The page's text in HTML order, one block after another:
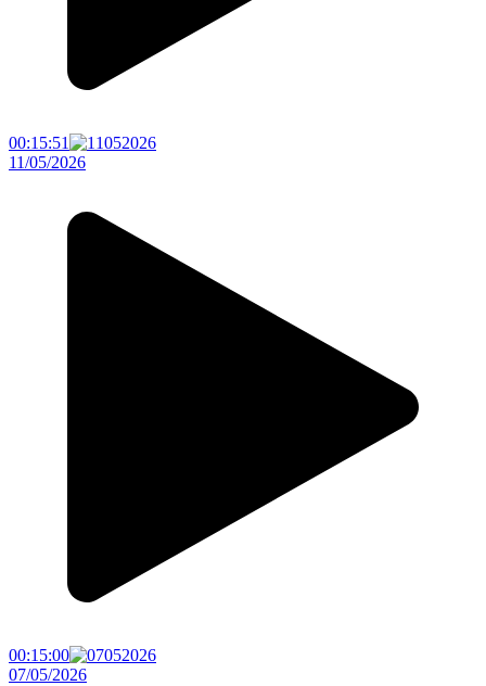
00:15:51
11/05/2026
00:15:00
07/05/2026